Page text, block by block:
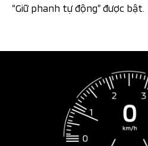
“Giữ phanh tự động” được bật.​